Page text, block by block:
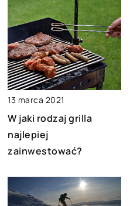
13 marca 2021
W jaki rodzaj grilla
najlepiej
zainwestować?